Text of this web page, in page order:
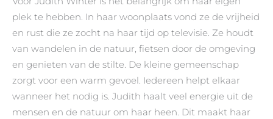
plek te hebben. In haar woonplaats vond ze de vrijheid
en rust die ze zocht na haar tijd op televisie. Ze houdt
van wandelen in de natuur, fietsen door de omgeving
en genieten van de stilte. De kleine gemeenschap
zorgt voor een warm gevoel. Iedereen helpt elkaar
wanneer het nodig is. Judith haalt veel energie uit de
mensen en de natuur om haar heen. Dit maakt haar